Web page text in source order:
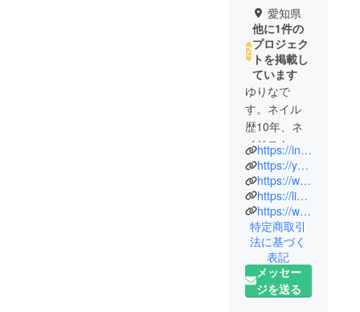
愛知県
他に1件の
プロジェク
トを掲載し
ています
ゆりなで
す。ネイル
歴10年、ネ
イリスト認
定講師、ネ
イリスト技
能検定１
級、ジェル
検定上級、
ネイルサロ
ン技術管理
者、ネイル
サロン衛生
https://instagram.com/nailatelier.y.s?igshid=MzRlODBiNWFlZA==
https://youtube.com/@user-jd1lv3rb8j
https://www.tiktok.com/@nailatelier.y.s?_t=8d4JKexWg8w&_r=1
https://liff.line.me/1645278921-kWRPP32q/?accountId=033spukb
https://www.facebook.com/profile.php?id=100092869632046
特定商取引
法に基づく
表記
メッセー
ジを送る